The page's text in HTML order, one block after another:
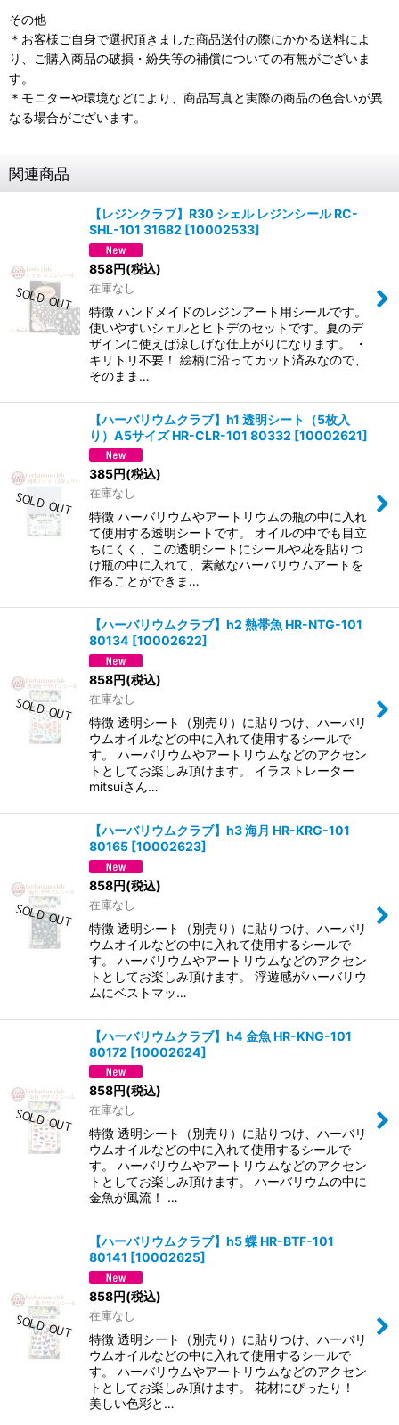
その他
＊お客様ご自身で選択頂きました商品送付の際にかかる送料によ
り、ご購入商品の破損・紛失等の補償についての有無がございま
す。
＊モニターや環境などにより、商品写真と実際の商品の色合いが異
なる場合がございます。
関連商品
【レジンクラブ】R30 シェル レジンシール RC-
SHL-101 31682 [10002533]
858円(税込)
在庫なし
特徴 ハンドメイドのレジンアート用シールです。
使いやすいシェルとヒトデのセットです。夏のデ
ザインに使えば涼しげな仕上がりになります。 ・
キリトリ不要！ 絵柄に沿ってカット済みなので、
そのまま…
【ハーバリウムクラブ】h1 透明シート（5枚入
り）A5サイズ HR-CLR-101 80332 [10002621]
385円(税込)
在庫なし
特徴 ハーバリウムやアートリウムの瓶の中に入れ
て使用する透明シートです。 オイルの中でも目立
ちにくく、この透明シートにシールや花を貼りつ
け瓶の中に入れて、素敵なハーバリウムアートを
作ることができま…
【ハーバリウムクラブ】h2 熱帯魚 HR-NTG-101
80134 [10002622]
858円(税込)
在庫なし
特徴 透明シート（別売り）に貼りつけ、ハーバリ
ウムオイルなどの中に入れて使用するシールで
す。 ハーバリウムやアートリウムなどのアクセン
トとしてお楽しみ頂けます。 イラストレーター
mitsuiさん…
【ハーバリウムクラブ】h3 海月 HR-KRG-101
80165 [10002623]
858円(税込)
在庫なし
特徴 透明シート（別売り）に貼りつけ、ハーバリ
ウムオイルなどの中に入れて使用するシールで
す。 ハーバリウムやアートリウムなどのアクセン
トとしてお楽しみ頂けます。 浮遊感がハーバリウ
ムにベストマッ…
【ハーバリウムクラブ】h4 金魚 HR-KNG-101
80172 [10002624]
858円(税込)
在庫なし
特徴 透明シート（別売り）に貼りつけ、ハーバリ
ウムオイルなどの中に入れて使用するシールで
す。 ハーバリウムやアートリウムなどのアクセン
トとしてお楽しみ頂けます。 ハーバリウムの中に
金魚が風流！ …
【ハーバリウムクラブ】h5 蝶 HR-BTF-101
80141 [10002625]
858円(税込)
在庫なし
特徴 透明シート（別売り）に貼りつけ、ハーバリ
ウムオイルなどの中に入れて使用するシールで
す。 ハーバリウムやアートリウムなどのアクセン
トとしてお楽しみ頂けます。 花材にぴったり！
美しい色彩と…